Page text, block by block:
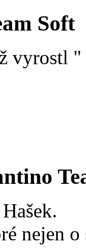
Soft
vyrostl
nejen